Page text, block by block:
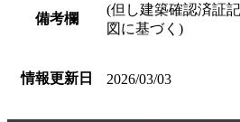
備考欄
(但し建築確認済証
図に基づく)
情報更新日 2026/03/03